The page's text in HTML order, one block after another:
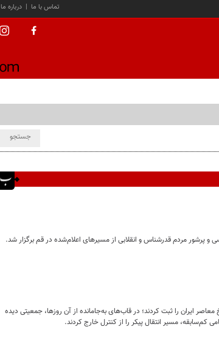
درباره ما | تماس با ما
معاصر ایران را ثبت کردند؛ در قاب‌های به‌جامانده از آن روزها، جمعیتی دیده
مسیر انتقال پیکر را از کنترل خارج کردند.